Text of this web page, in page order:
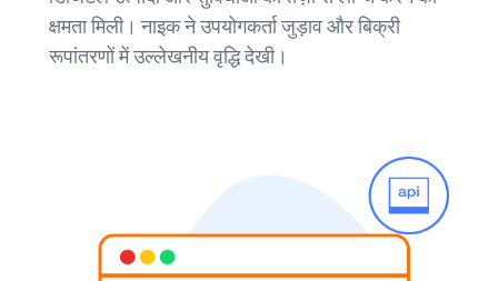
क्षमता मिली। नाइक ने उपयोगकर्ता जुड़ाव और बिक्री
रूपांतरणों में उल्लेखनीय वृद्धि देखी।